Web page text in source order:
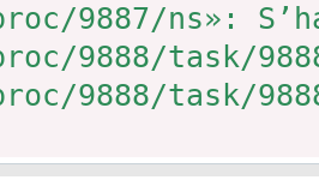
9887/ns»:
9888/task/
9888/task/
9888/task/